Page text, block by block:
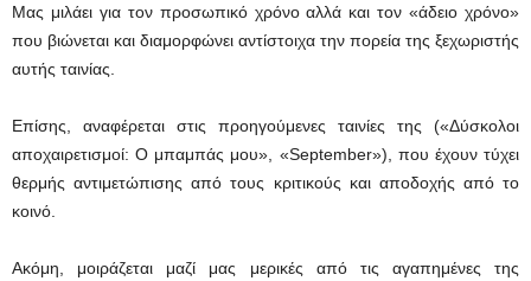
Μας μιλάει για τον προσωπικό χρόνο αλλά και τον «άδειο χρόνο»
που βιώνεται και διαμορφώνει αντίστοιχα την πορεία της ξεχωριστής
αυτής ταινίας.
Επίσης, αναφέρεται στις προηγούμενες ταινίες της («Δύσκολοι
αποχαιρετισμοί: Ο μπαμπάς μου», «September»), που έχουν τύχει
θερμής αντιμετώπισης από τους κριτικούς και αποδοχής από το
κοινό.
Ακόμη, μοιράζεται μαζί μας μερικές από τις αγαπημένες της